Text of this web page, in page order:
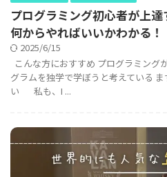
プログラミング初心者が上
何からやればいいかわかる！
2025/6/15
こんな方におすすめ プログラミング
グラムを独学で学ぼうと考えている
い 私も、I ...